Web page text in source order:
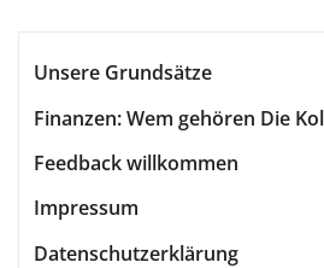
Unsere Grundsätze
Finanzen: Wem gehören Die
Feedback willkommen
Impressum
Datenschutzerklärung